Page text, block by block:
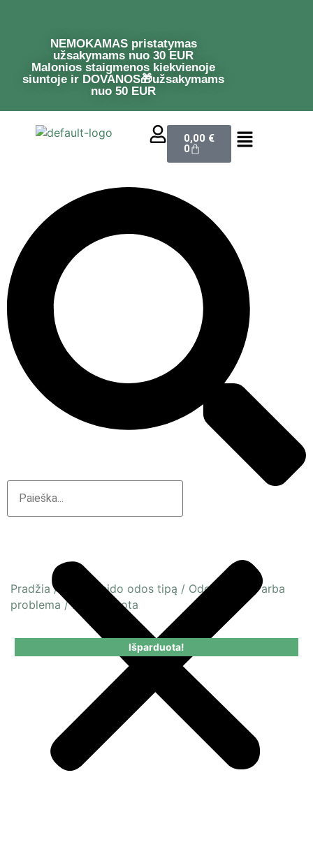
NEMOKAMAS pristatymas
užsakymams nuo 30 EUR
Malonios staigmenos kiekvienoje
siuntoje ir DOVANOS🎁užsakymams
nuo 50 EUR
0,00 €
0
Pradžia/ Pagal veido odos tipą / Odos būsena arba
problema /Dehitratuota
Išparduota!